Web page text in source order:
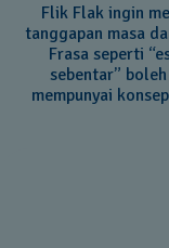
Flik Flak ingin
tanggapan masa
Frasa seperti
sebentar”
mempunyai